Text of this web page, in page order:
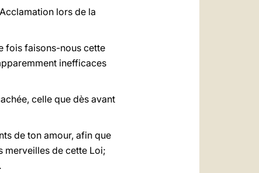
lors de la
fois faisons-nous cette
inefficaces
celle que dès avant
de ton amour, afin que
merveilles de cette Loi;